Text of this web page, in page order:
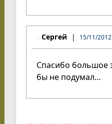
Сергей 15/11/
Спасибо большое
бы не подумал…